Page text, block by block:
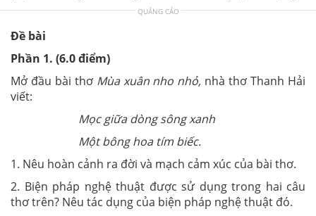
QUẢNG CÁO
Đề bài
Phần 1. (6.0 điểm)
Mở đầu bài thơ Mùa xuân nho nhỏ, nhà thơ Thanh Hải
viết:
Mọc giữa dòng sông xanh
Một bông hoa tím biếc.
1. Nêu hoàn cảnh ra đời và mạch cảm xúc của bài thơ.
2. Biện pháp nghệ thuật được sử dụng trong hai câu
thơ trên? Nêu tác dụng của biện pháp nghệ thuật đó.